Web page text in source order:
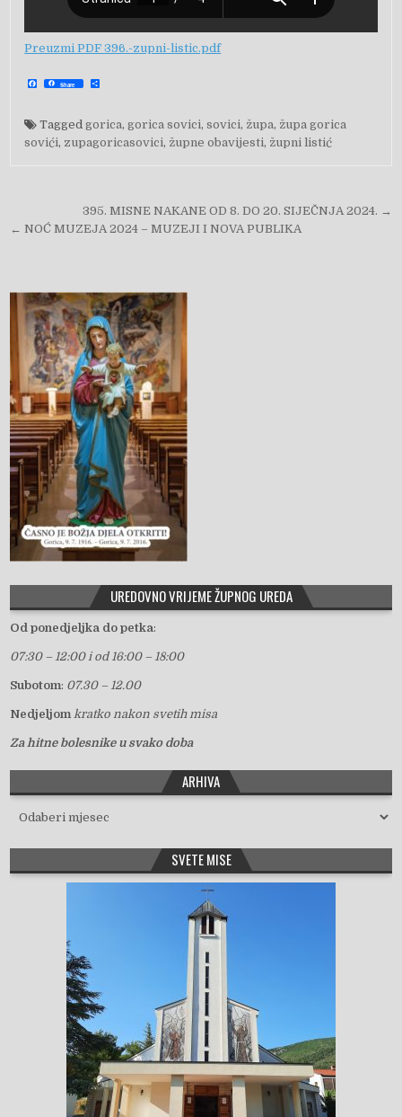
Preuzmi PDF 396.-zupni-listic.pdf
F
a
b
o
o
k
Share
e
Tagged gorica, gorica sovici,sovici, župa, župa gorica
sovići, zupagoricasovici, župne obavijesti, župni listić
Navigacija objava
395. MISNE NAKANE OD 8. DO 20. SIJEČNJA 2024. →
← NOĆ MUZEJA 2024 – MUZEJI I NOVA PUBLIKA
UREDOVNO VRIJEME ŽUPNOG UREDA
Od ponedjeljka do petka:
07:30 – 12:00 i od 16:00 – 18:00
Subotom: 07.30 – 12.00
Nedjeljom kratko nakon svetih misa
Za hitne bolesnike u svako doba
ARHIVA
Arhiva
SVETE MISE